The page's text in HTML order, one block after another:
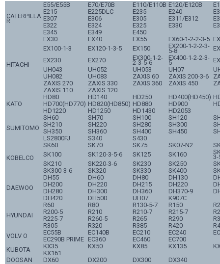
CATERPILLA
R
E55/E55B E70/E70B E110/E110B E120/E120B
E215
E225DLC E235 E240
E307
E306 E305 E311/E312
E322
E324 E325 E330
E345
E349 E450
HITACHI
EX30 EX40 EX55 EX60-1-2-2-3-5
EX100-1-3
EX120-1-3-5 EX150 EX200-1-2-2-3-
5-8
EX230
EX270 EX300-1-2-
2-3-5-6
EX400-1-2-2-3-
5
UH043
UH052 UH053 UH07
UH082
UH083 ZAXIS 60 ZAXIS 200-3-6
ZAXIS 270
ZAXIS 330 ZAXIS 360 ZAXIS 450
ZAXIS 110
ZAXIS 120
KATO
HD80 HD140 HD250 HD400(HD450)
HD700(HD770) HD820(HD850) HD880 HD900
HD1220
HD1250 HD1430 HD2053
SUMITOMO
SH60 SH70 SH100 SH120
SH210
SH220 SH280 SH300
SH350
SH360 SH400 SH450
LS2800FJ
S340 S430
KOBELCO
SK60 SK70 SK75 SK07-N2
SK100
SK120-3-5-6 SK125 SK160
3-
SK210
SK220-3-6 SK230 SK250
SK300-3-6
SK320 SK330 SK400
DAEWOO
DH55 DH60 DH80 DH130
DH200
DH220 DH215 DH220
DH280
DH300 DH360 DH370-9
DH420
DH500 UH07 K907C
HYUNDAI
R60 R80 R130-5-7 R150
R200-5
R210 R210-7 R215-7
R225-7
R260-5 R265 R290
R305
R320 R385 R420
VOLV O
EC55B EC140B EC210 EC240
EC290B PRIME EC360 EC460
EC700
KUBOTA
KX35 KX50 KX85 KX135
KX161
DOOSAN
DX60 DX200 DX300 DX340